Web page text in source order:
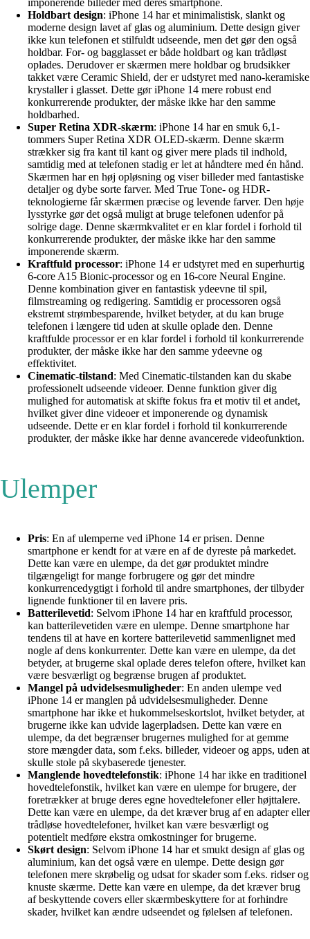
Holdbart design: iPhone 14 har et minimalistisk, slankt og
moderne design lavet af glas og aluminium. Dette design giver
ikke kun telefonen et stilfuldt udseende, men det gør den også
holdbar. For- og bagglasset er både holdbart og kan trådløst
oplades. Derudover er skærmen mere holdbar og brudsikker
takket være Ceramic Shield, der er udstyret med nano-keramiske
krystaller i glasset. Dette gør iPhone 14 mere robust end
konkurrerende produkter, der måske ikke har den samme
holdbarhed.
Super Retina XDR-skærm: iPhone 14 har en smuk 6,1-
tommers Super Retina XDR OLED-skærm. Denne skærm
strækker sig fra kant til kant og giver mere plads til indhold,
samtidig med at telefonen stadig er let at håndtere med én hånd.
Skærmen har en høj opløsning og viser billeder med fantastiske
detaljer og dybe sorte farver. Med True Tone- og HDR-
teknologierne får skærmen præcise og levende farver. Den høje
lysstyrke gør det også muligt at bruge telefonen udenfor på
solrige dage. Denne skærmkvalitet er en klar fordel i forhold til
konkurrerende produkter, der måske ikke har den samme
imponerende skærm.
Kraftfuld processor: iPhone 14 er udstyret med en superhurtig
6-core A15 Bionic-processor og en 16-core Neural Engine.
Denne kombination giver en fantastisk ydeevne til spil,
filmstreaming og redigering. Samtidig er processoren også
ekstremt strømbesparende, hvilket betyder, at du kan bruge
telefonen i længere tid uden at skulle oplade den. Denne
kraftfulde processor er en klar fordel i forhold til konkurrerende
produkter, der måske ikke har den samme ydeevne og
effektivitet.
Cinematic-tilstand: Med Cinematic-tilstanden kan du skabe
professionelt udseende videoer. Denne funktion giver dig
mulighed for automatisk at skifte fokus fra et motiv til et andet,
hvilket giver dine videoer et imponerende og dynamisk
udseende. Dette er en klar fordel i forhold til konkurrerende
produkter, der måske ikke har denne avancerede videofunktion.
Ulemper
Pris: En af ulemperne ved iPhone 14 er prisen. Denne
smartphone er kendt for at være en af ​​de dyreste på markedet.
Dette kan være en ulempe, da det gør produktet mindre
tilgængeligt for mange forbrugere og gør det mindre
konkurrencedygtigt i forhold til andre smartphones, der tilbyder
lignende funktioner til en lavere pris.
Batterilevetid: Selvom iPhone 14 har en kraftfuld processor,
kan batterilevetiden være en ulempe. Denne smartphone har
tendens til at have en kortere batterilevetid sammenlignet med
nogle af dens konkurrenter. Dette kan være en ulempe, da det
betyder, at brugerne skal oplade deres telefon oftere, hvilket kan
være besværligt og begrænse brugen af ​​produktet.
Mangel på udvidelsesmuligheder: En anden ulempe ved
iPhone 14 er manglen på udvidelsesmuligheder. Denne
smartphone har ikke et hukommelseskortslot, hvilket betyder, at
brugerne ikke kan udvide lagerpladsen. Dette kan være en
ulempe, da det begrænser brugernes mulighed for at gemme
store mængder data, som f.eks. billeder, videoer og apps, uden at
skulle stole på skybaserede tjenester.
Manglende hovedtelefonstik: iPhone 14 har ikke en traditionel
hovedtelefonstik, hvilket kan være en ulempe for brugere, der
foretrækker at bruge deres egne hovedtelefoner eller højttalere.
Dette kan være en ulempe, da det kræver brug af en adapter eller
trådløse hovedtelefoner, hvilket kan være besværligt og
potentielt medføre ekstra omkostninger for brugerne.
Skørt design: Selvom iPhone 14 har et smukt design af glas og
aluminium, kan det også være en ulempe. Dette design gør
telefonen mere skrøbelig og udsat for skader som f.eks. ridser og
knuste skærme. Dette kan være en ulempe, da det kræver brug
af beskyttende covers eller skærmbeskyttere for at forhindre
skader, hvilket kan ændre udseendet og følelsen af ​​telefonen.